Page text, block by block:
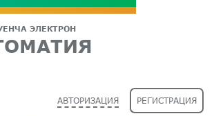
ЭЛЕКТРОН
АВТОРИЗАЦИЯ РЕГИСТРАЦИЯ